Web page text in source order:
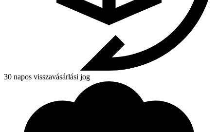
30 napos visszavásárlási jog